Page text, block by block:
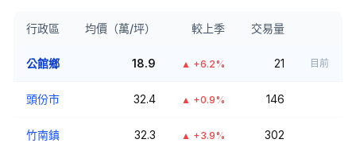
行政區 均價（萬/坪） 較上季 交易量
公館鄉 18.9 ▲ +6.2% 21 目前
頭份市 32.4 ▲ +0.9% 146
竹南鎮 32.3 ▲ +3.9% 302